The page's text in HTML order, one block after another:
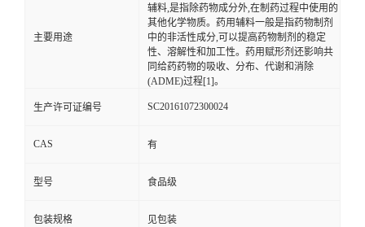
主要用途
辅料,是指除药物成分外,在制药过程中使用的
其他化学物质。药用辅料一般是指药物制剂
中的非活性成分,可以提高药物制剂的稳定
性、溶解性和加工性。药用赋形剂还影响共
同给药药物的吸收、分布、代谢和消除
(ADME)过程[1]。
生产许可证编号 SC20161072300024
CAS 有
型号 食品级
包装规格 见包装